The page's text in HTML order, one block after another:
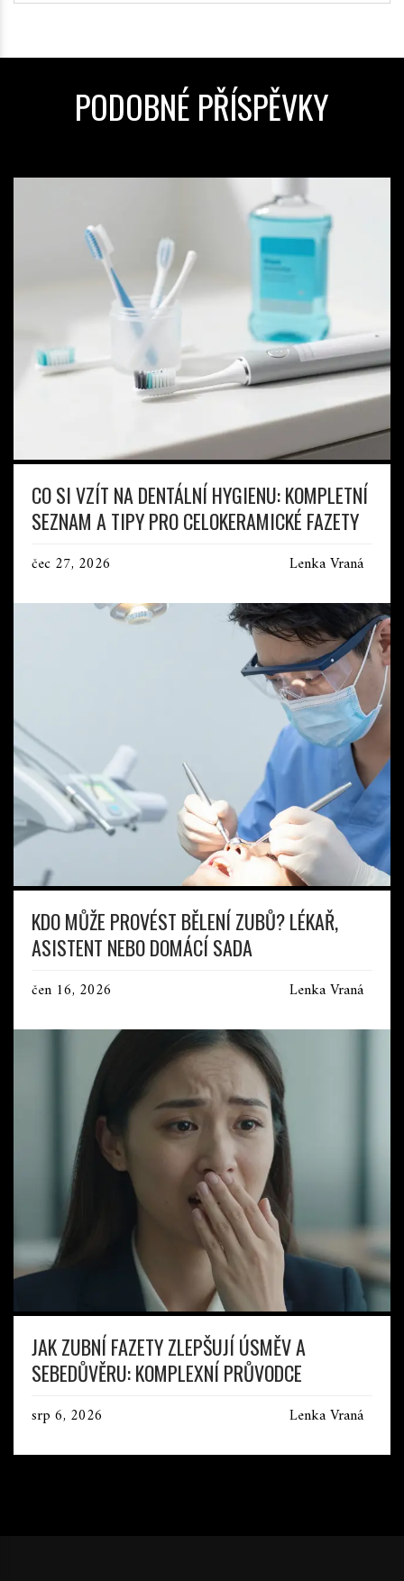
PODOBNÉ PŘÍSPĚVKY
CO SI VZÍT NA DENTÁLNÍ HYGIENU: KOMPLETNÍ
SEZNAM A TIPY PRO CELOKERAMICKÉ FAZETY
čec 27, 2026 Lenka Vraná
KDO MŮŽE PROVÉST BĚLENÍ ZUBŮ? LÉKAŘ,
ASISTENT NEBO DOMÁCÍ SADA
čen 16, 2026 Lenka Vraná
JAK ZUBNÍ FAZETY ZLEPŠUJÍ ÚSMĚV A
SEBEDŮVĚRU: KOMPLEXNÍ PRŮVODCE
srp 6, 2026 Lenka Vraná